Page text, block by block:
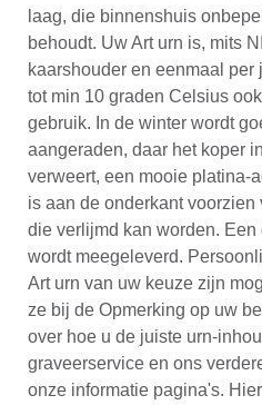
laag, die binnenshuis
behoudt. Uw Art urn is, mits
kaarshouder en eenmaal
tot min 10 graden Celsius
gebruik. In de winter wordt
aangeraden, daar het koper
verweert, een mooie platina-
is aan de onderkant
die verlijmd kan worden.
wordt meegeleverd.
Art urn van uw keuze zijn
ze bij de Opmerking op uw
over hoe u de juiste urn-
graveerservice en ons
onze informatie pagina's.